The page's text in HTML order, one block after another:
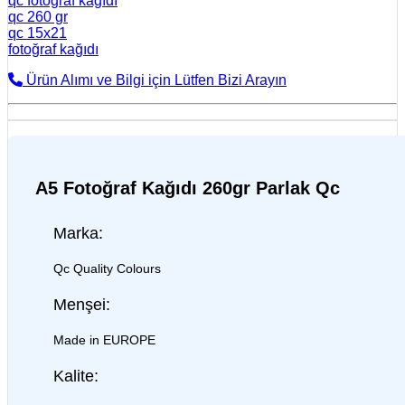
qc 260 gr
qc 15x21
fotoğraf kağıdı
Ürün Alımı ve Bilgi için Lütfen Bizi Arayın
A5 Fotoğraf Kağıdı 260gr Parlak Qc
Marka:
Qc Quality Colours
Menşei:
Made in EUROPE
Kalite: